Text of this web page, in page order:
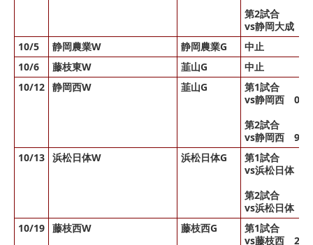
第2試合
vs静岡大成
10/5
静岡農業W 静岡農業G
中止
10/6
藤枝東W 韮山G
中止
10/12 静岡西W 韮山G
第1試合
vs静岡西 0-8
第2試合
vs静岡西 9-
10/13 浜松日体W 浜松日体G
第1試合
vs浜松日体
第2試合
vs浜松日体
10/19 藤枝西W 藤枝西G
第1試合
vs藤枝西 2-1